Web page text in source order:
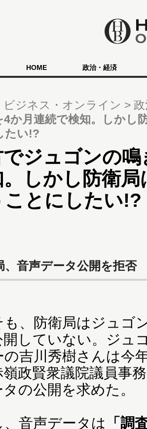
HOME 政治・経済
ビジネス・オンライン
4か月連続で検知。しかし
たい!?
ジュゴンの
しかし防衛
ことにしたい!?
、音声データ公開を拒否
、防衛局はジュゴ
開していない。ジュ
吉川秀樹さんは今
政賢衆議院議員事
の公開を求めた。
音声データは 「調